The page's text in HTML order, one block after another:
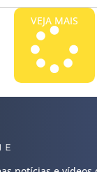
VEJA MAIS